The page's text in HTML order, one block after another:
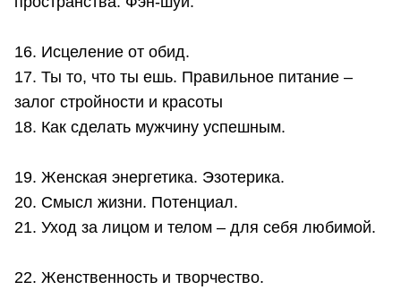
16. Исцеление от обид.
17. Ты то, что ты ешь. Правильное питание –
залог стройности и красоты
18. Как сделать мужчину успешным.
19. Женская энергетика. Эзотерика.
20. Смысл жизни. Потенциал.
21. Уход за лицом и телом – для себя любимой.
22. Женственность и творчество.